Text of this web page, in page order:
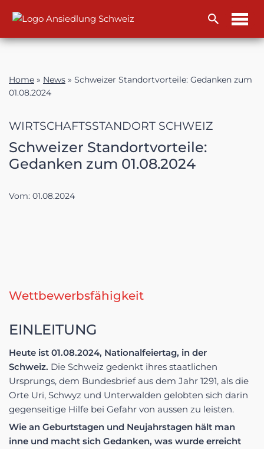
Inhalt
Home » News » Schweizer Standortvorteile: Gedanken zum
01.08.2024
WIRTSCHAFTSSTANDORT SCHWEIZ
Schweizer Standortvorteile:
Gedanken zum 01.08.2024
Vom: 01.08.2024
Wettbewerbsfähigkeit
EINLEITUNG
Heute ist 01.08.2024, Nationalfeiertag, in der
Schweiz. Die Schweiz gedenkt ihres staatlichen
Ursprungs, dem Bundesbrief aus dem Jahr 1291, als die
Orte Uri, Schwyz und Unterwalden gelobten sich darin
gegenseitige Hilfe bei Gefahr von aussen zu leisten.
Wie an Geburtstagen und Neujahrstagen hält man
inne und macht sich Gedanken, was wurde erreicht